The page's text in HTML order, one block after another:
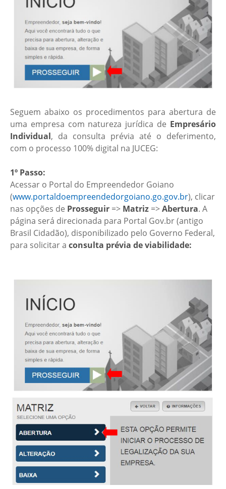
Seguem abaixo os procedimentos para abertura de
uma empresa com natureza jurídica de Empresário
Individual, da consulta prévia até o deferimento,
com o processo 100% digital na JUCEG:
1º Passo:
Acessar o Portal do Empreendedor Goiano
(www.portaldoempreendedorgoiano.go.gov.br), clicar
nas opções de Prosseguir => Matriz =>Abertura. A
página será direcionada para Portal Gov.br (antigo
Brasil Cidadão), disponibilizado pelo Governo Federal,
para solicitar a consulta prévia de viabilidade: